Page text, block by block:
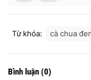
Liên hệ tòa soạn
Từ khóa: cà chua
Bình luận (0)